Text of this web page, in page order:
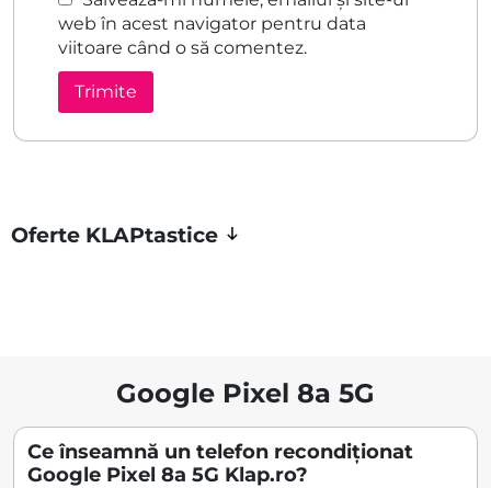
web în acest navigator pentru data
viitoare când o să comentez.
Oferte KLAPtastice
Google Pixel 8a 5G
Ce înseamnă un telefon recondiționat
Google Pixel 8a 5G Klap.ro?